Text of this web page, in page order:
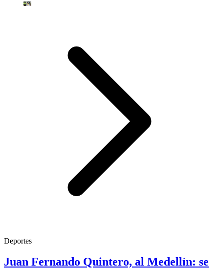
Deportes
Juan Fernando Quintero, al Medellín: se